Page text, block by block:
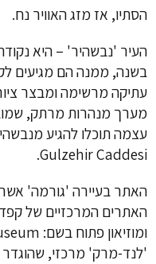
הסתיו, אז מזג האוויר נח.
העיר 'נבשהיר' – היא
בשנה, ממנה הם מגיעים
עתיקה מרשימה ומבצר
מערך מנהרות מרתק,
עצמה תוכלו להגיע
Gulzehir Caddesi.
האתר בעיירה 'גורמה'
האתרים המרכזיים של
'לנד-מרק' מרכזי,